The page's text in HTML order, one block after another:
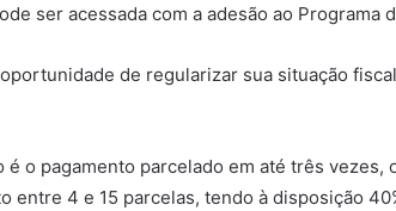
ser acessada com a adesão ao Programa
de regularizar sua situação
o pagamento parcelado em até três
4 e 15 parcelas, tendo à disposição